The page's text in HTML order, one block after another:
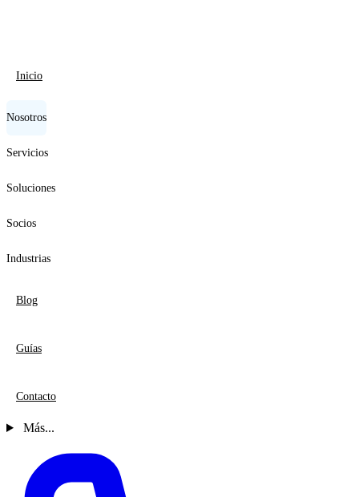
Inicio
Nosotros
Servicios
Soluciones
Socios
Industrias
Blog
Guías
Contacto
Más...